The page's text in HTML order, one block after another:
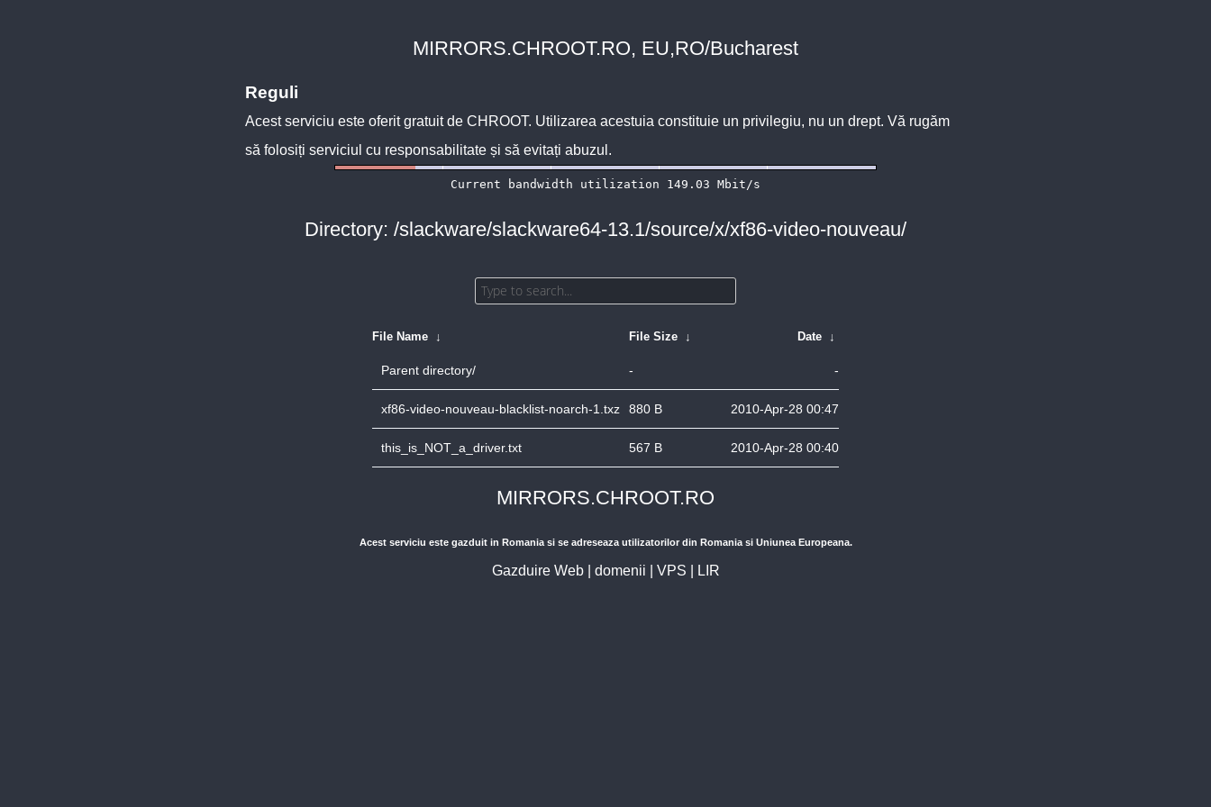
MIRRORS.CHROOT.RO, EU,RO/Bucharest
Reguli
Acest serviciu este oferit gratuit de CHROOT. Utilizarea acestuia constituie un privilegiu, nu un drept. Vă rugăm
să folosiți serviciul cu responsabilitate și să evitați abuzul.
Directory: /slackware/slackware64-13.1/source/x/xf86-video-nouveau/
File Name ↓ File Size ↓ Date ↓
Parent directory/ - -
xf86-video-nouveau-blacklist-noarch-1.txz 880 B 2010-Apr-28 00:47
this_is_NOT_a_driver.txt 567 B 2010-Apr-28 00:40
MIRRORS.CHROOT.RO
Acest serviciu este gazduit in Romania si se adreseaza utilizatorilor din Romania si Uniunea Europeana.
Gazduire Web| domenii VPS LIR